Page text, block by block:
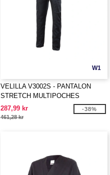
W1
VELILLA V3002S - PANTALON
STRETCH MULTIPOCHES
287,99 kr
461,28 kr
-38%